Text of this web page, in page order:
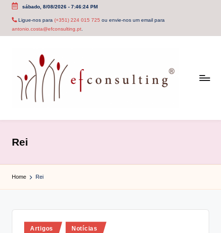
Skip
sábado, 8/08/2026- 7:46:24 PM
Ligue-nos para (+351) 224 015 725 ou envie-nos um email para
antonio.costa@efconsulting.pt.
c
o
n
u
Rei
Home Rei
Posted
Artigos Notícias